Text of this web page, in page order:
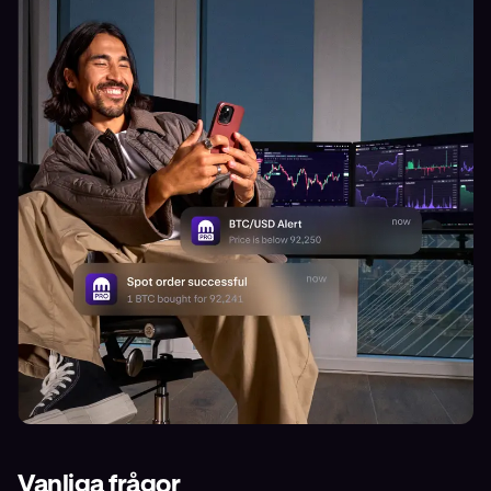
Vanliga frågor